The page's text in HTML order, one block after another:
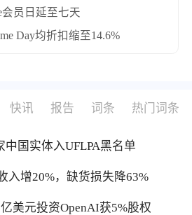
会员日延至七天
Day均折扣缩至14.6%
快讯 报告 词条 热门词条
中国实体入UFLPA黑名单
入增20%，缺货损失降63%
美元投资OpenAI获5%股权